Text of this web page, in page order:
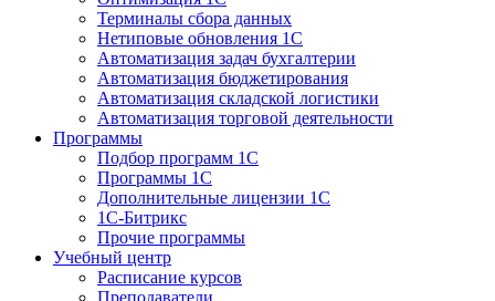
Терминалы сбора данных
Нетиповые обновления 1С
Автоматизация задач бухгалтерии
Автоматизация бюджетирования
Автоматизация складской логистики
Автоматизация торговой деятельности
Программы
Подбор программ 1С
Программы 1С
Дополнительные лицензии 1С
1С-Битрикс
Прочие программы
Учебный центр
Расписание курсов
Преподаватели